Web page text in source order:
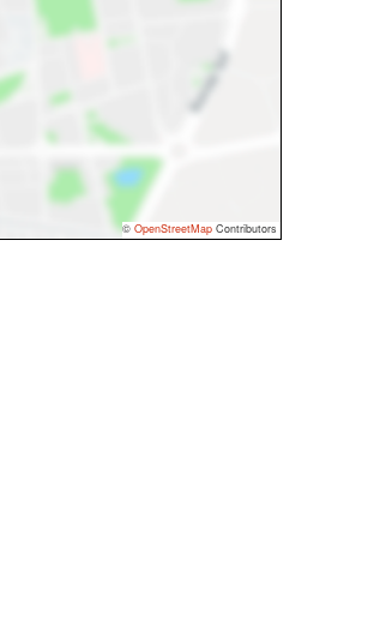
© OpenStreetMap Contributors